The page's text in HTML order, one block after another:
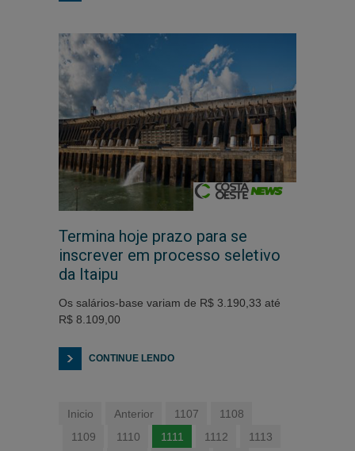
Termina hoje prazo para se
inscrever em processo seletivo
da Itaipu
Os salários-base variam de R$ 3.190,33 até
R$ 8.109,00
CONTINUE LENDO
Inicio Anterior 1107
1108
1109
1110 1111 1112
1113